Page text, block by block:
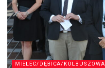
MIELEC/DĘBICA/KOLBUSZOWA